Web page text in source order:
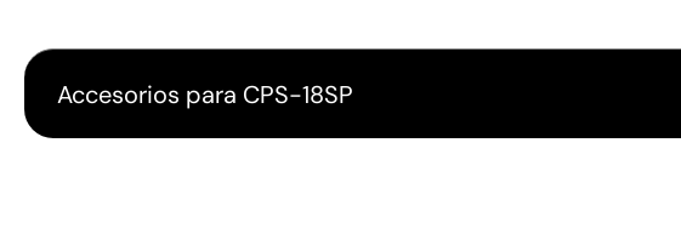
Accesorios para CPS-18SP